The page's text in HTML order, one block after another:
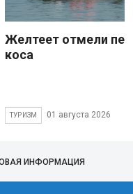
Желтеет отмели
коса
ТУРИЗМ 01 августа 2026
ИНФОРМАЦИЯ